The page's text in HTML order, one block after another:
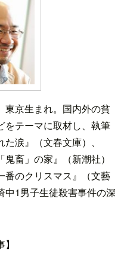
京生まれ。国内外の貧
をテーマに取材し、執筆
涙』（文春文庫）、
畜」の家』（新潮社）
番のクリスマス』（文藝
1男子生徒殺害事件の深